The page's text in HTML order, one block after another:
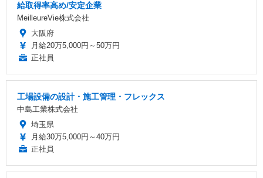
給取得率高め/安定企業
MeilleureVie株式会社
大阪府
月給20万5,000円～50万円
正社員
工場設備の設計・施工管理・フレックス
中島工業株式会社
埼玉県
月給30万5,000円～40万円
正社員